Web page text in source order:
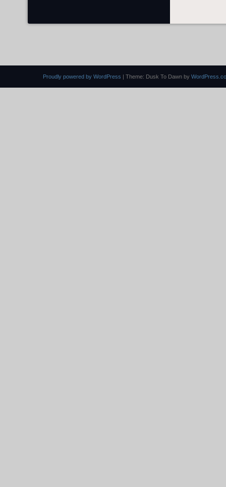
Proudly powered by WordPress | Theme: Dusk To Dawn by